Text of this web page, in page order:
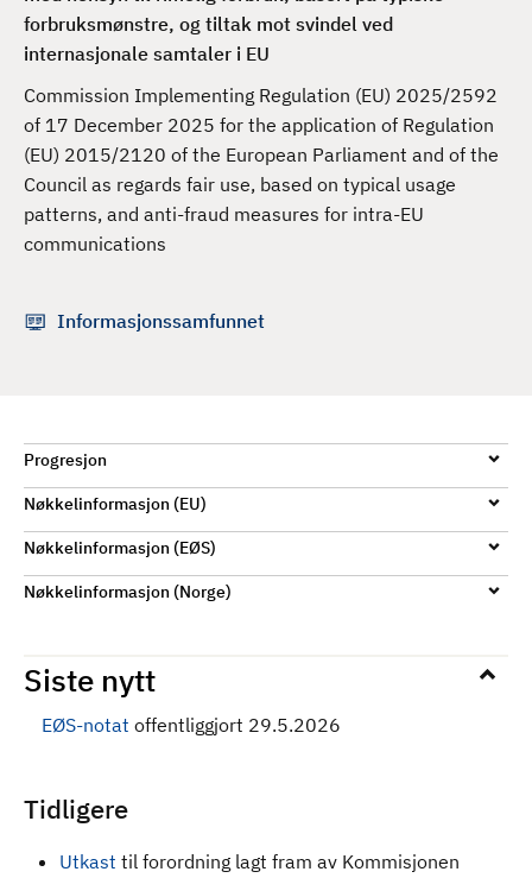
forbruksmønstre, og tiltak mot svindel ved
internasjonale samtaler i EU
Commission Implementing Regulation (EU) 2025/2592
of 17 December 2025 for the application of Regulation
(EU) 2015/2120 of the European Parliament and of the
Council as regards fair use, based on typical usage
patterns, and anti-fraud measures for intra-EU
communications
Informasjonssamfunnet
Progresjon
Nøkkelinformasjon (EU)
Nøkkelinformasjon (EØS)
Nøkkelinformasjon (Norge)
Siste nytt
EØS-notat offentliggjort 29.5.2026
Tidligere
Utkast til forordning lagt fram av Kommisjonen